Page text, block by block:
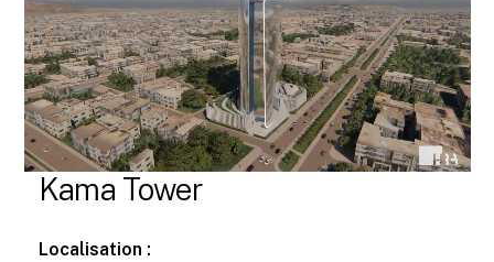
Kama Tower
Localisation :